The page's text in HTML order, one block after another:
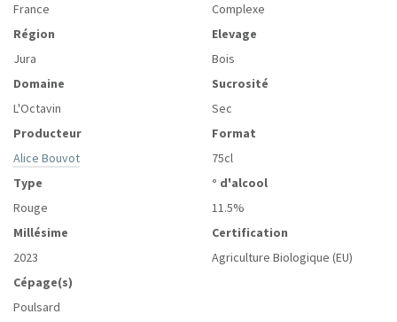
France
Région
Jura
Domaine
L'Octavin
Producteur
Alice Bouvot
Type
Rouge
Millésime
2023
Cépage(s)
Poulsard
Complexe
Elevage
Bois
Sucrosité
Sec
Format
75cl
° d'alcool
11.5%
Certification
Agriculture Biologique (EU)